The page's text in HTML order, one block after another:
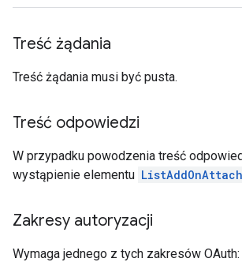
Treść żądania
Treść żądania musi być pusta.
Treść odpowiedzi
W przypadku powodzenia treść
wystąpienie elementu
Zakresy autoryzacji
Wymaga jednego z tych zakresów OAuth: